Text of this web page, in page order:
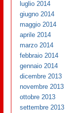
luglio 2014
giugno 2014
maggio 2014
aprile 2014
marzo 2014
febbraio 2014
gennaio 2014
dicembre 2013
novembre 2013
ottobre 2013
settembre 2013